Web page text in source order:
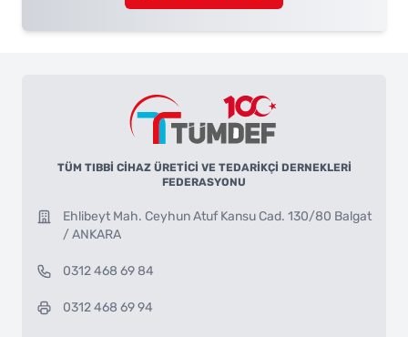
TÜM TIBBİ CİHAZ ÜRETİCİ VE TEDARİKÇİ DERNEKLERİ
FEDERASYONU
Ehlibeyt Mah. Ceyhun Atuf Kansu Cad. 130/80 Balgat
/ ANKARA
0312 468 69 84
0312 468 69 94